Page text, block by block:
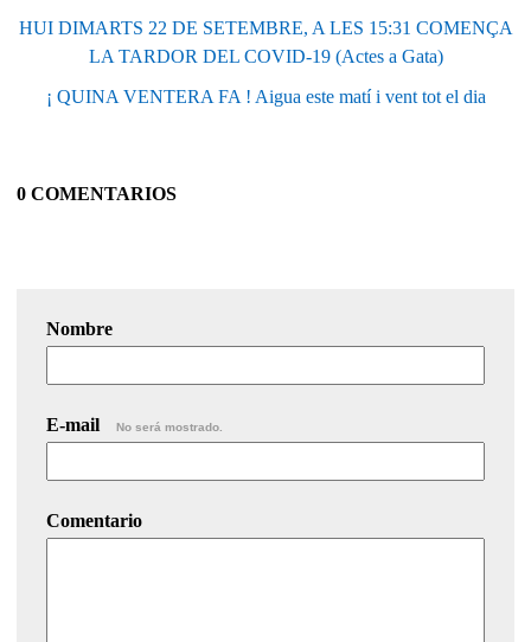
HUI DIMARTS 22 DE SETEMBRE, A LES 15:31 COMENÇA
LA TARDOR DEL COVID-19 (Actes a Gata)
¡ QUINA VENTERA FA ! Aigua este matí i vent tot el dia
0 COMENTARIOS
Nombre
E-mail No será mostrado.
Comentario